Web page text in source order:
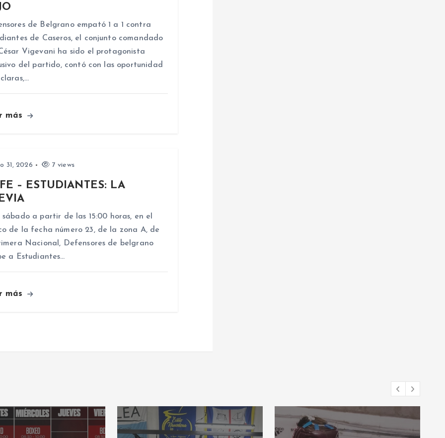
de Belgrano empató 1 a 1 contra
de Caseros, el conjunto comandado
Vigevani ha sido el protagonista
del partido, contó con las oportunidad
más
31, 2026 7 views
– ESTUDIANTES: LA
sábado a partir de las 15:00 horas, en el
de la fecha número 23, de la zona A, de
Nacional, Defensores de belgrano
a Estudiantes…
más